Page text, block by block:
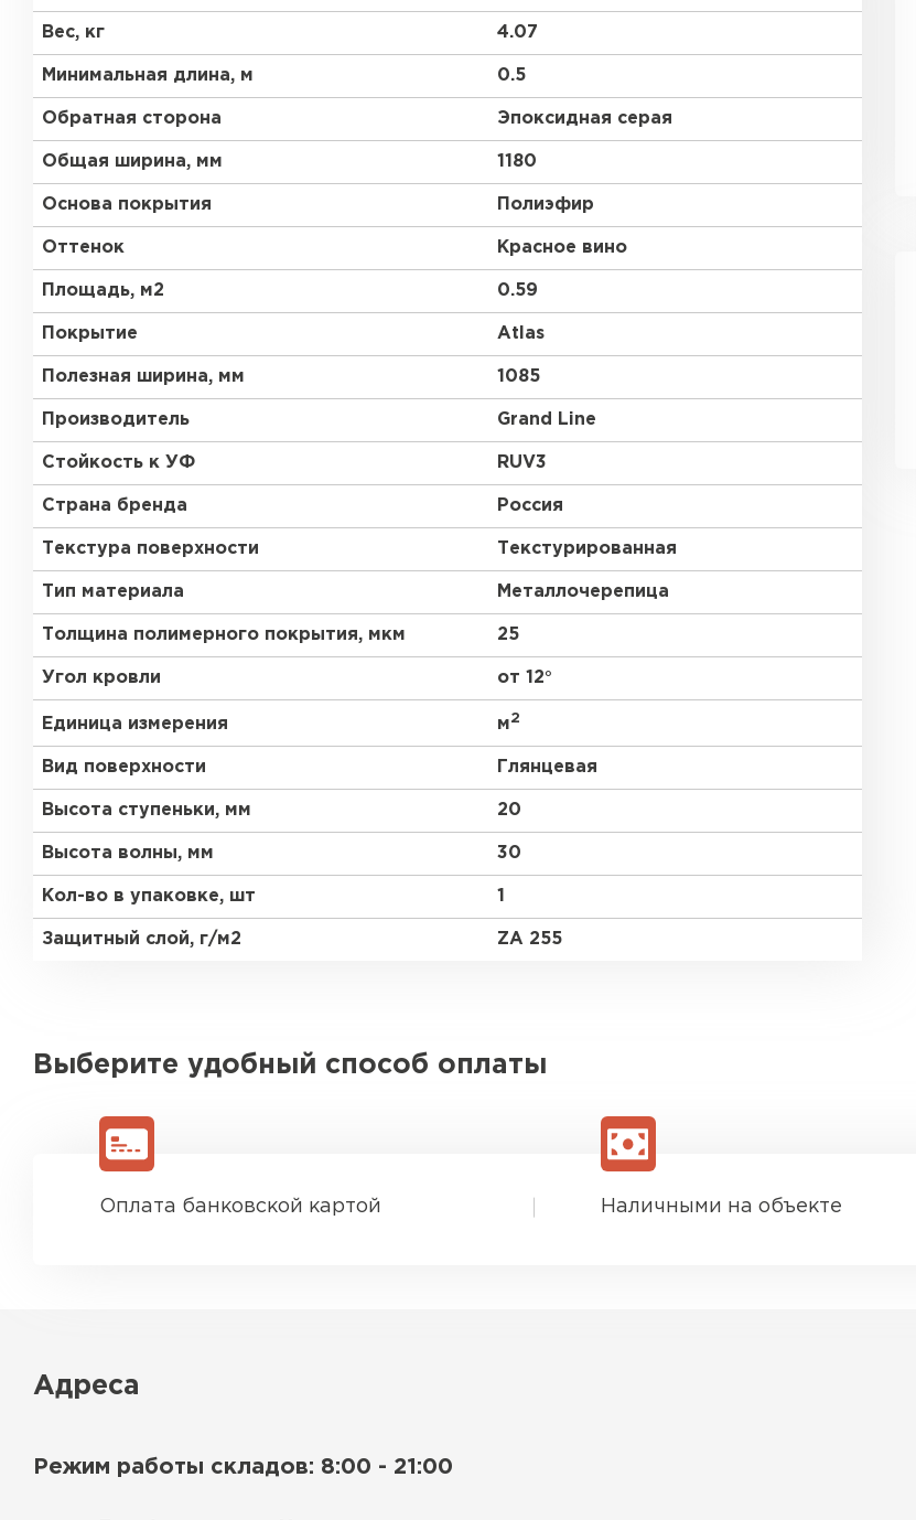
Вес, кг 4.07
Минимальная длина, м 0.5
Обратная сторона Эпоксидная серая
Общая ширина, мм 1180
Основа покрытия Полиэфир
Оттенок Красное вино
Площадь, м2 0.59
Покрытие Atlas
Полезная ширина, мм 1085
Производитель Grand Line
Стойкость к УФ RUV3
Страна бренда Россия
Текстура поверхности Текстурированная
Тип материала Металлочерепица
Толщина полимерного покрытия, мкм 25
Угол кровли от 12°
Единица измерения м2
Вид поверхности Глянцевая
Высота ступеньки, мм 20
Высота волны, мм 30
Кол-во в упаковке, шт 1
Защитный слой, г/м2 ZA 255
Выберите удобный способ оплаты
Оплата банковской картой Наличными на объекте
Адреса
Режим работы складов: 8:00 - 21:00